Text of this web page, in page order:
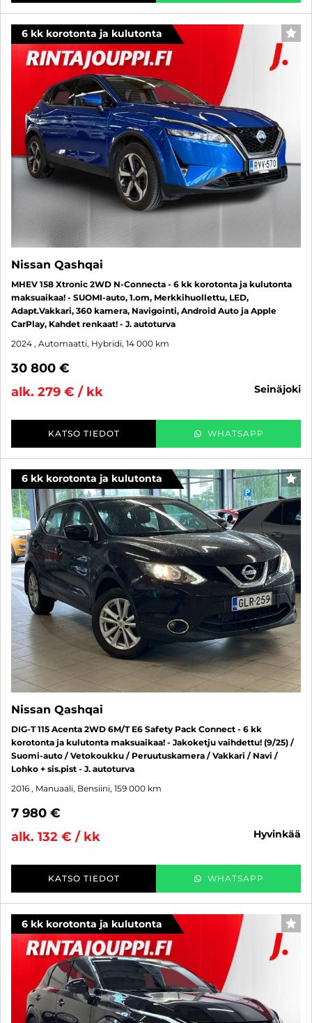
6 kk korotonta ja kulutonta
Nissan Qashqai
MHEV 158 Xtronic 2WD N-Connecta - 6 kk korotonta ja kulutonta
maksuaikaa! - SUOMI-auto, 1.om, Merkkihuollettu, LED,
Adapt.Vakkari, 360 kamera, Navigointi, Android Auto ja Apple
CarPlay, Kahdet renkaat! - J. autoturva
2024 , Automaatti, Hybridi, 14 000 km
30 800 €
alk. 279 € / kk
seinäjoki
KATSO TIEDOT WHATSAPP
6 kk korotonta ja kulutonta
Nissan Qashqai
DIG-T 115 Acenta 2WD 6M/T E6 Safety Pack Connect - 6 kk
korotonta ja kulutonta maksuaikaa! - Jakoketju vaihdettu! (9/25) /
Suomi-auto / Vetokoukku / Peruutuskamera / Vakkari / Navi /
Lohko + sis.pist - J. autoturva
2016 , Manuaali, Bensiini, 159 000 km
7 980 €
alk. 132 € / kk
hyvinkää
KATSO TIEDOT WHATSAPP
6 kk korotonta ja kulutonta